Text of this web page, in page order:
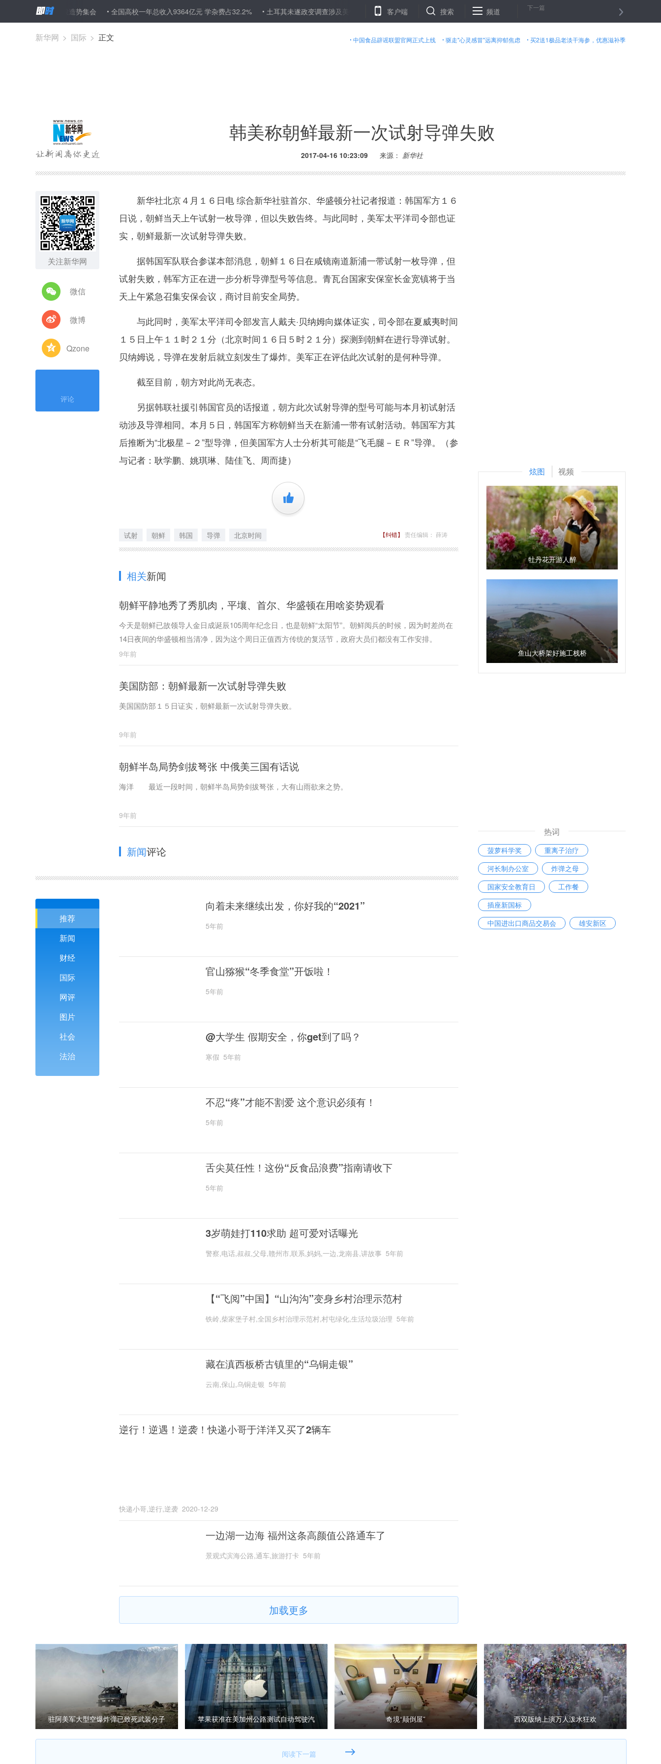
行最后公投造势集会 全国高校一年总收入9364亿元 学杂费占32.2% 土耳其未遂政变调查涉及美中情局前局长等人 带着问题意识落实“青年发展规划” 浙大教授玩直播劝学生别打赏：省点钱 留着结婚用
客户端 搜索 频道 下一篇
中国食品辟谣联盟官网正式上线 驱走"心灵感冒"远离抑郁焦虑 买2送1极品老淡干海参，优惠滋补季
新华网 > 国际 > 正文
韩美称朝鲜最新一次试射导弹失败
2017-04-16 10:23:09 来源： 新华社
关注新华网
微信
微博
Qzone
评论
新华社北京４月１６日电 综合新华社驻首尔、华盛顿分社记者报道：韩国军方１６
日说，朝鲜当天上午试射一枚导弹，但以失败告终。与此同时，美军太平洋司令部也证
实，朝鲜最新一次试射导弹失败。
据韩国军队联合参谋本部消息，朝鲜１６日在咸镜南道新浦一带试射一枚导弹，但
试射失败，韩军方正在进一步分析导弹型号等信息。青瓦台国家安保室长金宽镇将于当
天上午紧急召集安保会议，商讨目前安全局势。
与此同时，美军太平洋司令部发言人戴夫·贝纳姆向媒体证实，司令部在夏威夷时间
１５日上午１１时２１分（北京时间１６日５时２１分）探测到朝鲜在进行导弹试射。
贝纳姆说，导弹在发射后就立刻发生了爆炸。美军正在评估此次试射的是何种导弹。
截至目前，朝方对此尚无表态。
另据韩联社援引韩国官员的话报道，朝方此次试射导弹的型号可能与本月初试射活
动涉及导弹相同。本月５日，韩国军方称朝鲜当天在新浦一带有试射活动。韩国军方其
后推断为“北极星－２”型导弹，但美国军方人士分析其可能是“飞毛腿－ＥＲ”导弹。（参
与记者：耿学鹏、姚琪琳、陆佳飞、周而捷）
+1
试射 朝鲜 韩国 导弹 北京时间 【纠错】 责任编辑： 薛涛
相关新闻
朝鲜平静地秀了秀肌肉，平壤、首尔、华盛顿在用啥姿势观看
今天是朝鲜已故领导人金日成诞辰105周年纪念日，也是朝鲜“太阳节”。朝鲜阅兵的时候，因为时差尚在
14日夜间的华盛顿相当清净，因为这个周日正值西方传统的复活节，政府大员们都没有工作安排。
9年前
美国防部：朝鲜最新一次试射导弹失败
美国国防部１５日证实，朝鲜最新一次试射导弹失败。
9年前
朝鲜半岛局势剑拔弩张 中俄美三国有话说
海洋 最近一段时间，朝鲜半岛局势剑拔弩张，大有山雨欲来之势。
9年前
新闻评论
推荐
新闻
财经
国际
网评
图片
社会
法治
向着未来继续出发，你好我的“2021”
5年前
官山猕猴“冬季食堂”开饭啦！
5年前
@大学生 假期安全，你get到了吗？
寒假 5年前
不忍“疼”才能不割爱 这个意识必须有！
5年前
舌尖莫任性！这份“反食品浪费”指南请收下
5年前
3岁萌娃打110求助 超可爱对话曝光
警察,电话,叔叔,父母,赣州市,联系,妈妈,一边,龙南县,讲故事 5年前
【“飞阅”中国】“山沟沟”变身乡村治理示范村
铁岭,柴家堡子村,全国乡村治理示范村,村屯绿化,生活垃圾治理 5年前
藏在滇西板桥古镇里的“乌铜走银”
云南,保山,乌铜走银 5年前
逆行！逆遇！逆袭！快递小哥于洋洋又买了2辆车
快递小哥,逆行,逆袭 2020-12-29
一边湖一边海 福州这条高颜值公路通车了
景观式滨海公路,通车,旅游打卡 5年前
加载更多
炫图 视频
牡丹花开游人醉
鱼山大桥架好施工栈桥
热词
菠萝科学奖
重离子治疗
河长制办公室
炸弹之母
国家安全教育日
工作餐
插座新国标
中国进出口商品交易会
雄安新区
驻阿美军大型空爆炸弹已致死武装分子
苹果获准在美加州公路测试自动驾驶汽
奇境“颠倒屋” 西双版纳上演万人泼水狂欢